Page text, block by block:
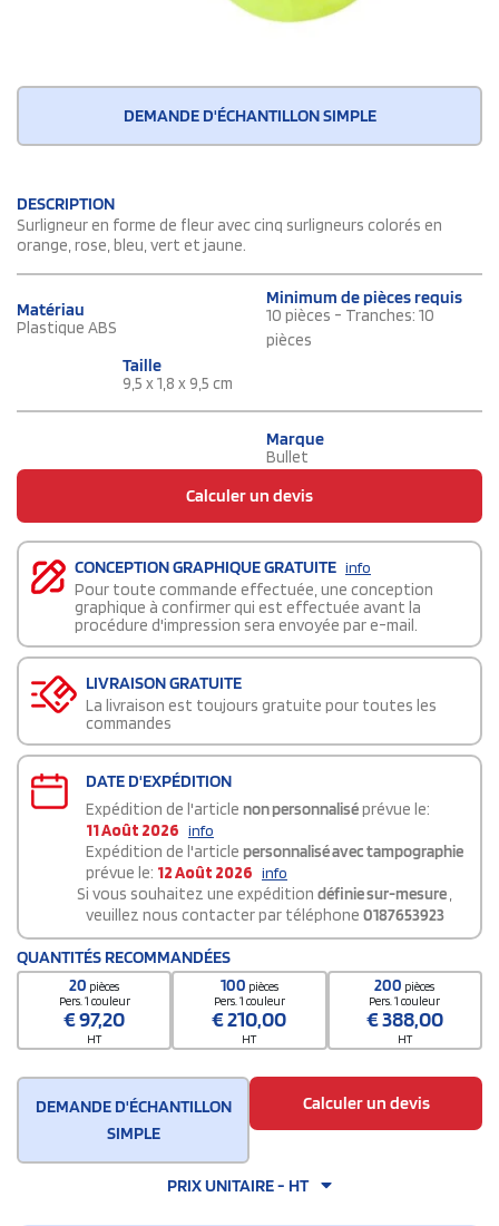
DEMANDE D'ÉCHANTILLON SIMPLE
DESCRIPTION
Surligneur en forme de fleur avec cinq surligneurs colorés en
orange, rose, bleu, vert et jaune.
Matériau
Plastique ABS
Minimum de pièces requis
10 pièces - Tranches: 10
pièces
Taille
9,5 x 1,8 x 9,5 cm
Marque
Bullet
Calculer un devis
CONCEPTION GRAPHIQUE GRATUITE info
Pour toute commande effectuée, une conception
graphique à confirmer qui est effectuée avant la
procédure d'impression sera envoyée par e-mail.
LIVRAISON GRATUITE
La livraison est toujours gratuite pour toutes les
commandes
DATE D'EXPÉDITION
Expédition de l'article non personnaliséprévue le:
11 Août 2026 info
Expédition de l'article personnalisé avec tampographie
prévue le: 12 Août 2026 info
Si vous souhaitez une expédition définie sur-mesure,
veuillez nous contacter par téléphone 0187653923
QUANTITÉS RECOMMANDÉES
20 pièces
Pers. 1 couleur
€97,20
HT
100 pièces
Pers. 1 couleur
€210,00
HT
200 pièces
Pers. 1 couleur
€388,00
HT
DEMANDE D'ÉCHANTILLON
SIMPLE
Calculer un devis
PRIX UNITAIRE - HT